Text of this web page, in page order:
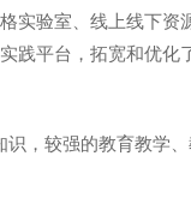
实验室、线上线下
平台，拓宽和优化
，较强的教育教学